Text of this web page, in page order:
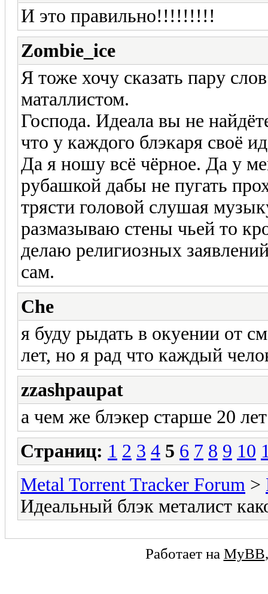
И это правильно!!!!!!!!!
Zombie_ice
Я тоже хочу сказать пару
маталлистом.
Господа. Идеала вы не
что у каждого блэкаря своё
Да я ношу всё чёрное. Да у
рубашкой дабы не пугать
трясти головой слушая
размазываю стены чьей то
делаю религиозных
сам.
Che
я буду рыдать в окуении от
лет, но я рад что каждый
zzashpaupat
а чем же блэкер старше 20
Страниц: 1 2 3 4 5 6 7 8 9 10
Metal Torrent Tracker Forum >
Идеальный блэк металист
Работает на MyBB